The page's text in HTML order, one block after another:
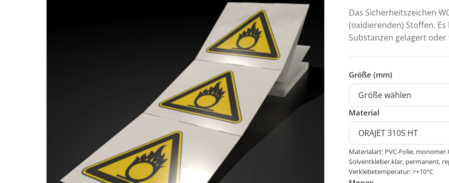
Das Sicherheitszeichen
(oxidierenden) Stoffen.
Substanzen gelagert
Größe (mm)
Material
Materialart: PVC-Folie, monomer
Solventkleber,klar, permanent,
Verklebetemperatur: >+10°C